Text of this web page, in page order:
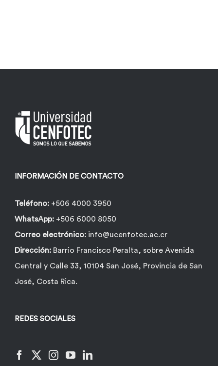
INFORMACIÓN DE CONTACTO
Teléfono: +506 4000 3950
WhatsApp: +506 6000 8050
Correo electrónico: info@ucenfotec.ac.cr
Dirección: Barrio Francisco Peralta, sobre Avenida
Central y Calle 33, 10104 San José, Provincia de San
José, Costa Rica.
REDES SOCIALES